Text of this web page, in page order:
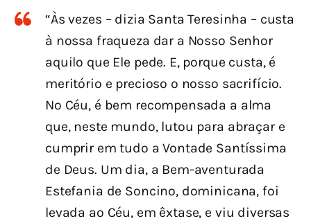
“Às vezes – dizia Santa Teresinha – custa
à nossa fraqueza dar a Nosso Senhor
aquilo que Ele pede. E, porque custa, é
meritório e precioso o nosso sacrifício.
No Céu, é bem recompensada a alma
que, neste mundo, lutou para abraçar e
cumprir em tudo a Vontade Santíssima
de Deus. Um dia, a Bem-aventurada
Estefania de Soncino, dominicana, foi
levada ao Céu, em êxtase, e viu diversas